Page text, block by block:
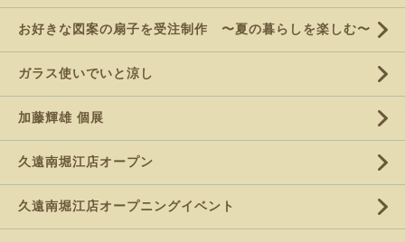
お好きな図案の扇子を受注制作 〜夏の暮らしを楽しむ〜
ガラス使いでいと涼し
加藤輝雄 個展
久遠南堀江店オープン
久遠南堀江店オープニングイベント